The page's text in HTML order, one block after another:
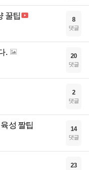
꿀팁 8
댓글
. 20
댓글
2
댓글
성 짤팁 14
댓글
23